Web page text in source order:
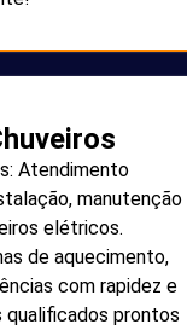
Atendimento
manutenção
elétricos.
de aquecimento,
com rapidez e
qualificados prontos